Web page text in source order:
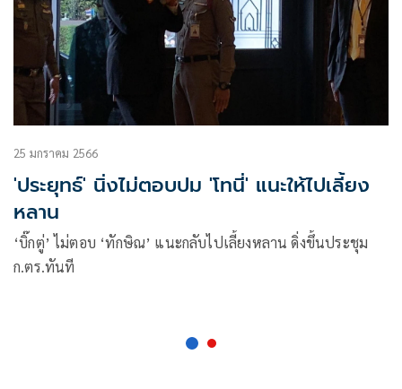
25 มกราคม 2566
'ประยุทธ์' นิ่งไม่ตอบปม 'โทนี่' แนะให้ไปเลี้ยง
หลาน
‘บิ๊กตู่’ ไม่ตอบ ‘ทักษิณ’ แนะกลับไปเลี้ยงหลาน ดิ่งขึ้นประชุม
ก.ตร.ทันที